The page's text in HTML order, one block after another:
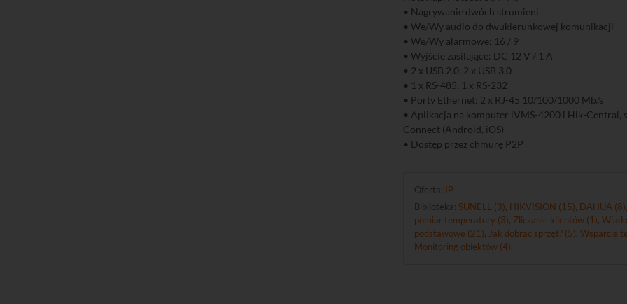
• Nagrywanie dwóch strumieni
• We/Wy audio do dwukierunkowej komunikacji
• We/Wy alarmowe: 16 / 9
• Wyjście zasilające: DC 12 V / 1 A
• 2 x USB 2.0, 2 x USB 3.0
• 1 x RS-485, 1 x RS-232
• Porty Ethernet: 2 x RJ-45 10/100/1000 Mb/s
• Aplikacja na komputer iVMS-4200 i Hik-Central,
Connect (Android, iOS)
• Dostęp przez chmurę P2P
Oferta: IP
Biblioteka: SUNELL (3) HIKVISION (15) DAHUA (8)
pomiar temperatury (3) Zliczanie klientów (1) ,
podstawowe (21)
Jak dobrać sprzęt? (5) ,Wsparcie
Monitoring obiektów (4)